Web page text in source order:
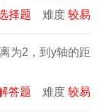
择题 难度 较易
为2，到y轴的距
答题 难度 较易